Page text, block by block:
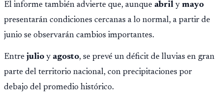
El informe también advierte que, aunque abril y mayo
presentarán condiciones cercanas a lo normal, a partir de
junio se observarán cambios importantes.
Entre julio y agosto, se prevé un déficit de lluvias en gran
parte del territorio nacional, con precipitaciones por
debajo del promedio histórico.